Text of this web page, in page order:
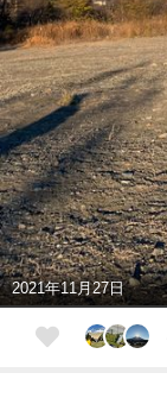
2021年11月27日